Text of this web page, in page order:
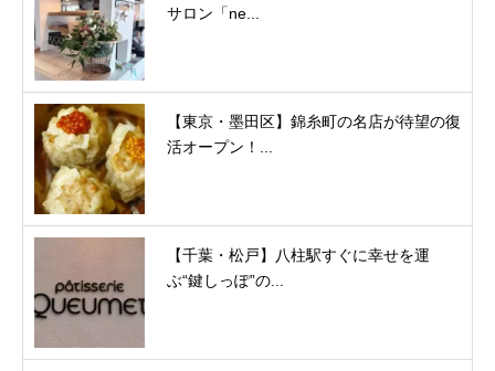
サロン「ne...
【東京・墨田区】錦糸町の名店が待望の復
活オープン！...
【千葉・松戸】八柱駅すぐに幸せを運
ぶ“鍵しっぽ”の...